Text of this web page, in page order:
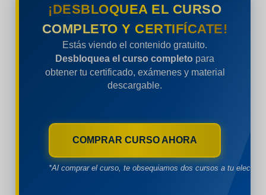
¡DESBLOQUEA EL CURSO
COMPLETO Y CERTIFÍCATE!
Estás viendo el contenido gratuito.
Desbloquea el curso completo para
obtener tu certificado, exámenes y material
descargable.
COMPRAR CURSO AHORA
*Al comprar el curso, te obsequiamos dos cursos a tu